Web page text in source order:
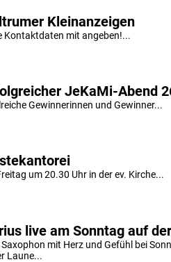
Kleinanzeigen
Kontaktdaten mit angeben!...
JeKaMi-Abend
Gewinnerinnen und Gewinner...
um 20.30 Uhr in der ev. Kirche...
live am Sonntag auf
Saxophon mit Herz und Gefühl bei
Laune...